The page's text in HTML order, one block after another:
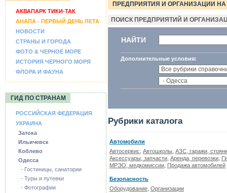
АКВАПАРК ТИКИ-ТАК
АНАПА - ПЕРВЫЙ ДЕНЬ ЛЕТА
НОВОСТИ
СТРАНЫ И ГОРОДА
ФОТО & ЧЕРНОЕ МОРЕ
ИСТОРИЯ ЧЕРНОГО МОРЯ
ФЛОРА И ФАУНА
ГИД ПО СТРАНАМ
РОССИЙСКАЯ ФЕДЕРАЦИЯ
УКРАИНА
Затока
Ильичевск
Коблево
Одесса
- Гостиницы, санатории
- Туры и путевки
- Фотографии
ПРЕДПРИЯТИЯ И ОРГАНИЗАЦИИ
ПОИСК ПРЕДПРИЯТИЙ И
НАЙТИ
Дополнительные условия:
Рубрики каталога
Автомобили
Автосервис, Автошколы, АЗС, гаражи,
Аксессуары, запчасти, Аренда, перевозки,
МРЭО, медкомиссии, Продажа автомобилей
Безопасность
Оборудование, Организации